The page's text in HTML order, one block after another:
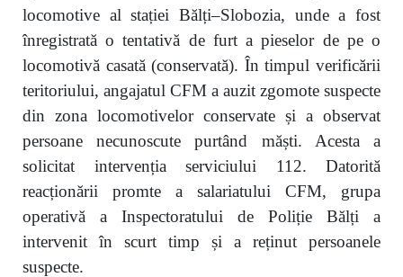
locomotive al stației Bălți–Slobozia, unde a fost
înregistrată o tentativă de furt a pieselor de pe o
locomotivă casată (conservată). În timpul verificării
teritoriului, angajatul CFM a auzit zgomote suspecte
din zona locomotivelor conservate și a observat
persoane necunoscute purtând măști. Acesta a
solicitat intervenția serviciului 112. Datorită
reacționării promte a salariatului CFM, grupa
operativă a Inspectoratului de Poliție Bălți a
intervenit în scurt timp și a reținut persoanele
suspecte.